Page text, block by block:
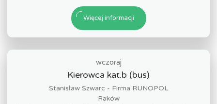
Więcej informacji
wczoraj
Kierowca kat.b (bus)
Stanisław Szwarc - Firma RUNOPOL
Raków